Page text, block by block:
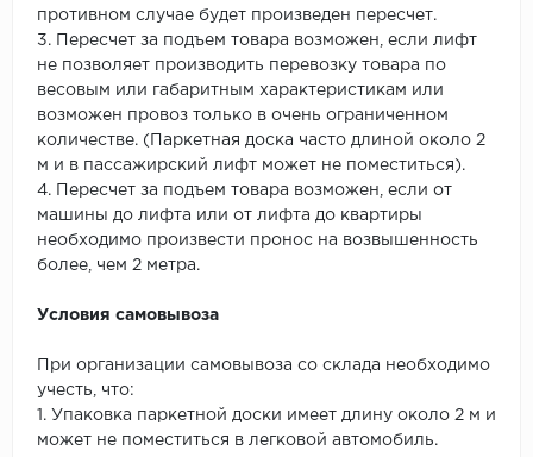
противном случае будет произведен пересчет.
3. Пересчет за подъем товара возможен, если лифт
не позволяет производить перевозку товара по
весовым или габаритным характеристикам или
возможен провоз только в очень ограниченном
количестве. (Паркетная доска часто длиной около 2
м и в пассажирский лифт может не поместиться).
4. Пересчет за подъем товара возможен, если от
машины до лифта или от лифта до квартиры
необходимо произвести пронос на возвышенность
более, чем 2 метра.
Условия самовывоза
При организации самовывоза со склада необходимо
учесть, что:
1. Упаковка паркетной доски имеет длину около 2 м и
может не поместиться в легковой автомобиль.